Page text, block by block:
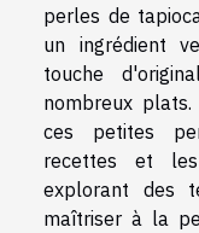
perles de
un ingrédient
touche
nombreux
ces petites
recettes et
explorant des
maîtriser à la